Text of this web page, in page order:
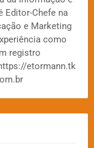
Editor-Chefe na
e Marketing
como
registro
etormann.tk